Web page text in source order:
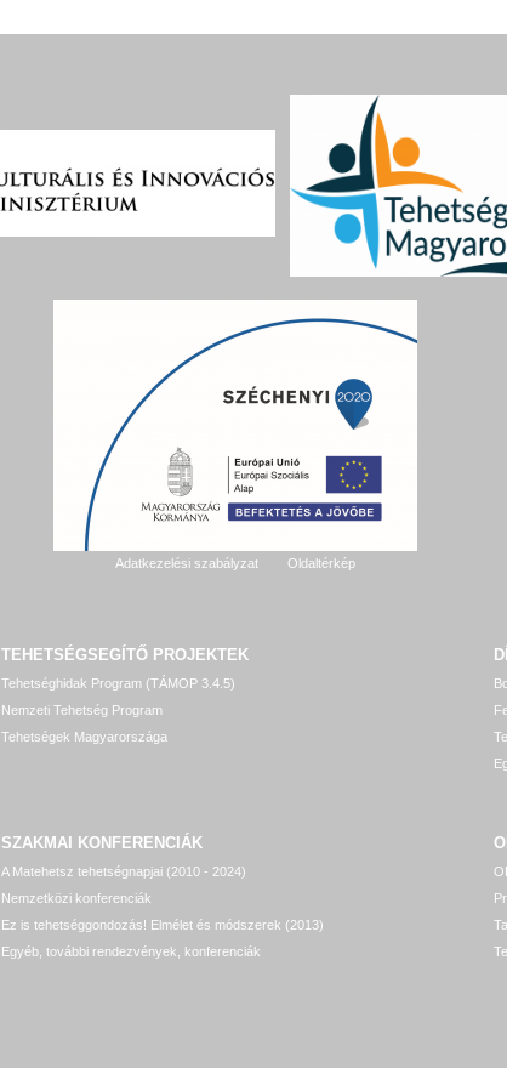
Adatkezelési szabályzat Oldaltérkép
TEHETSÉGSEGÍTŐ PROJEKTEK
Tehetséghidak Program (TÁMOP 3.4.5)
Nemzeti Tehetség Program
Tehetségek Magyarországa
SZAKMAI KONFERENCIÁK
A Matehetsz tehetségnapjai (2010 - 2024)
Nemzetközi konferenciák
Ez is tehetséggondozás! Elmélet és módszerek (2013)
Egyéb, további rendezvények, konferenciák